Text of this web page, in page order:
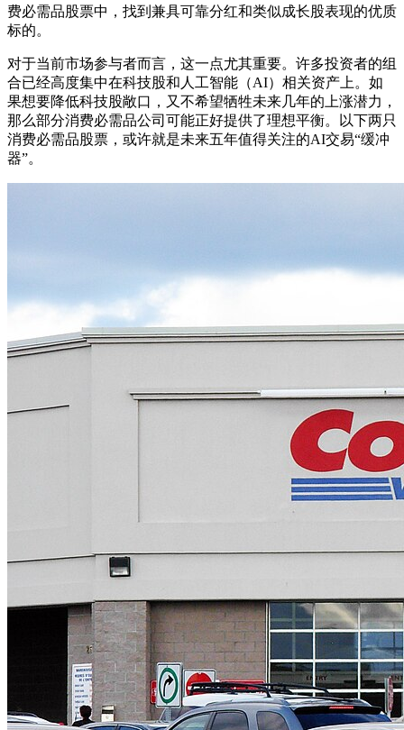
费必需品股票中，找到兼具可靠分红和类似成长股表现的优质
标的。
对于当前市场参与者而言，这一点尤其重要。许多投资者的组
合已经高度集中在科技股和人工智能（AI）相关资产上。如
果想要降低科技股敞口，又不希望牺牲未来几年的上涨潜力，
那么部分消费必需品公司可能正好提供了理想平衡。以下两只
消费必需品股票，或许就是未来五年值得关注的AI交易“缓冲
器”。